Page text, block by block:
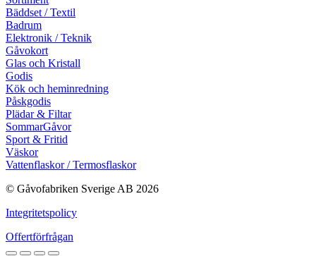
Bäddset / Textil
Badrum
Elektronik / Teknik
Gåvokort
Glas och Kristall
Godis
Kök och heminredning
Påskgodis
Plädar & Filtar
SommarGåvor
Sport & Fritid
Väskor
Vattenflaskor / Termosflaskor
© Gåvofabriken Sverige AB 2026
Integritetspolicy
Offertförfrågan